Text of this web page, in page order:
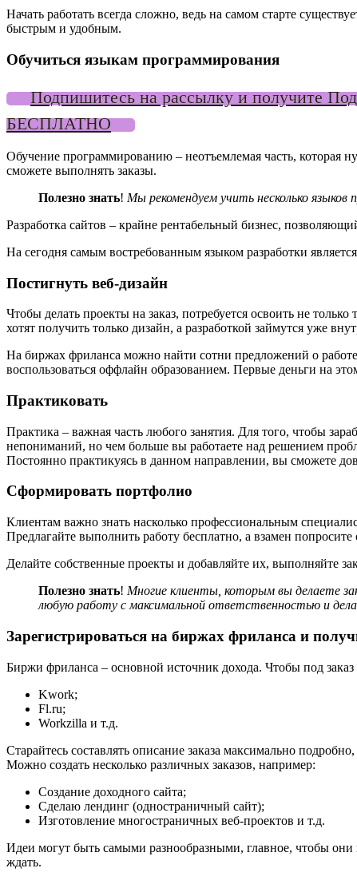
Начать работать всегда сложно, ведь на самом старте
быстрым и удобным.
Обучиться языкам программирования
Подпишитесь на рассылку и получите
БЕСПЛАТНО
Обучение программированию – неотъемлемая часть, которая
сможете выполнять заказы.
Полезно знать! Мы рекомендуем учить несколько
Разработка сайтов – крайне рентабельный бизнес,
На сегодня самым востребованным языком разработки
Постигнуть веб-дизайн
Чтобы делать проекты на заказ, потребуется освоить не
хотят получить только дизайн, а разработкой займутся уже
На биржах фриланса можно найти сотни предложений о работе
воспользоваться оффлайн образованием. Первые деньги на
Практиковать
Практика – важная часть любого занятия. Для того, чтобы
непониманий, но чем больше вы работаете над решением
Постоянно практикуясь в данном направлении, вы сможете
Сформировать портфолио
Клиентам важно знать насколько профессиональным
Предлагайте выполнить работу бесплатно, а взамен
Делайте собственные проекты и добавляйте их, выполняйте
Полезно знать! Многие клиенты, которым вы делаете
любую работу с максимальной ответственностью и
Зарегистрироваться на биржах фриланса и
Биржи фриланса – основной источник дохода. Чтобы под
Kwork;
Fl.ru;
Workzilla и т.д.
Старайтесь составлять описание заказа максимально
Можно создать несколько различных заказов, например:
Создание доходного сайта;
Сделаю лендинг (одностраничный сайт);
Изготовление многостраничных веб-проектов и т.д.
Идеи могут быть самыми разнообразными, главное, чтобы они
ждать.